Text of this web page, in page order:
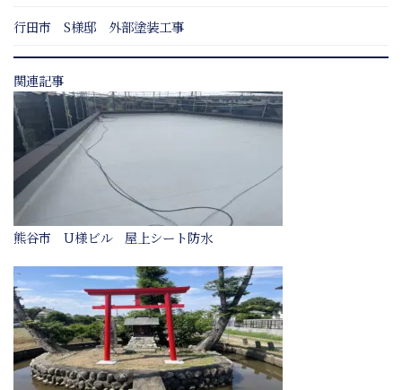
行田市 S様邸 外部塗装工事
関連記事
熊谷市 U様ビル 屋上シート防水